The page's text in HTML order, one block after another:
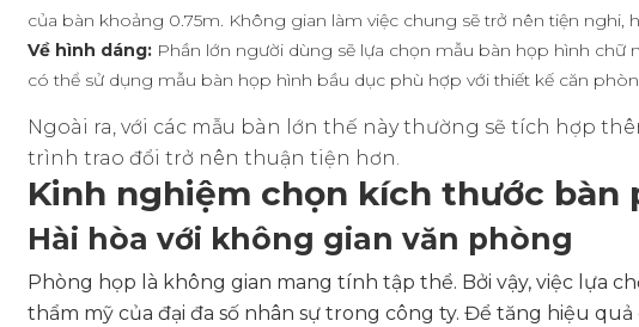
của bàn khoảng 0.75m. Không gian làm việc chung sẽ trở nên tiện
Về hình dáng:Phần lớn người dùng sẽ lựa chọn mẫu bàn họp hình chữ
có thể sử dụng mẫu bàn họp hình bầu dục phù hợp với thiết kế căn
Ngoài ra, với các mẫu bàn lớn thế này thường sẽ tích hợp
trình trao đổi trở nên thuận tiện hơn.
Kinh nghiệm chọn kích thước bàn
Hài hòa với không gian văn phòng
Phòng họp là không gian mang tính tập thể. Bởi vậy, việc lựa
thẩm mỹ của đại đa số nhân sự trong công ty. Để tăng hiệu